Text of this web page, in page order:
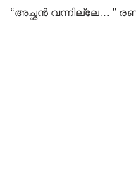
“അച്ഛൻ വന്നില്ലേ… ”